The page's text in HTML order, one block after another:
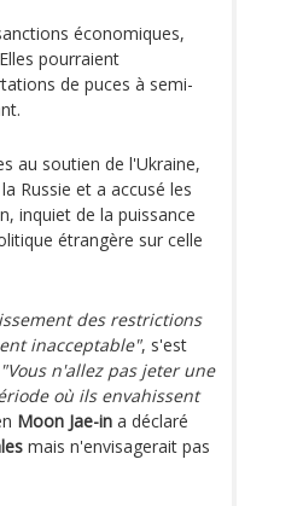
économiques,
pourraient
de puces à semi-
au soutien de l'Ukraine,
Russie et a accusé les
inquiet de la puissance
étrangère sur celle
des restrictions
inacceptable", s'est
"Vous n'allez pas jeter une
où ils envahissent
Moon Jae-in a déclaré
mais n'envisagerait pas